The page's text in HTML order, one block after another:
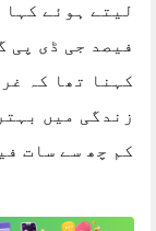
لیتے ہوئے کہا
فیصد جی ڈی پی
کہنا تھا کہ
زندگی میں
کم چھ سے سات